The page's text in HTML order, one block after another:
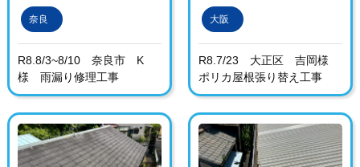
奈良
R8.8/3~8/10 奈良市 K
様 雨漏り修理工事
大阪
R8.7/23 大正区 吉岡様
ポリカ屋根張り替え工事